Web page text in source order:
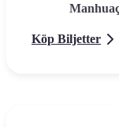
Köp Biljetter